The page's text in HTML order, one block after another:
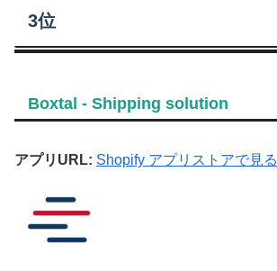
3位
Boxtal ‑ Shipping solution
アプリURL: Shopify アプリストアで見る